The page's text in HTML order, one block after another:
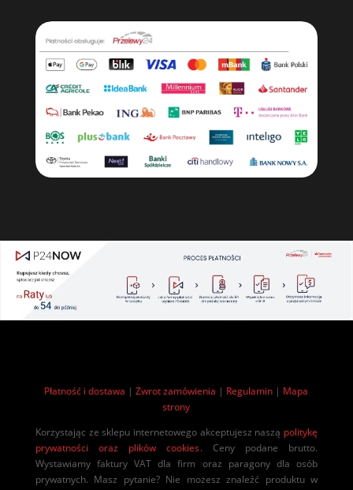
Płatność i dostawa |Zwrot zamówienia | Regulamin | Mapa
strony
Korzystając ze sklepu internetowego akceptujesz naszą politykę
prywatności oraz plików cookies. Ceny podane brutto.
Wystawiamy faktury VAT dla firm oraz paragony dla osób
prywatnych. Masz pytanie? Nie możesz znaleźć produktu w